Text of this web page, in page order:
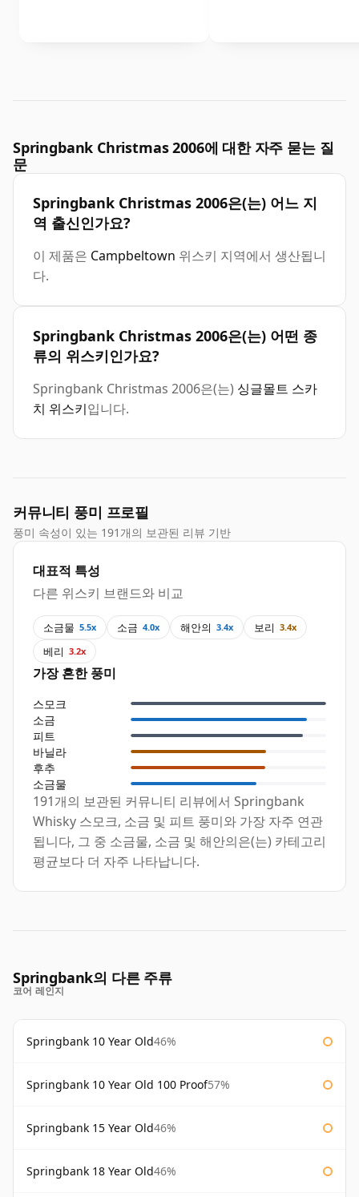
Springbank Christmas 2006에 대한 자주 묻는 질
문
Springbank Christmas 2006은(는) 어느 지
역 출신인가요?
이 제품은 Campbeltown 위스키 지역에서 생산됩니
다.
Springbank Christmas 2006은(는) 어떤 종
류의 위스키인가요?
Springbank Christmas 2006은(는) 싱글몰트 스카
치 위스키입니다.
커뮤니티 풍미 프로필
풍미 속성이 있는 191개의 보관된 리뷰 기반
대표적 특성
다른 위스키 브랜드와 비교
소금물 5.5x 소금 4.0x 해안의 3.4x 보리 3.4x
베리 3.2x
가장 흔한 풍미
스모크
소금
피트
바닐라
후추
소금물
191개의 보관된 커뮤니티 리뷰에서 Springbank
Whisky 스모크, 소금 및 피트 풍미와 가장 자주 연관
됩니다, 그 중 소금물, 소금 및 해안의은(는) 카테고리
평균보다 더 자주 나타납니다.
Springbank의 다른 주류
코어 레인지
Springbank 10 Year Old46%
Springbank 10 Year Old 100 Proof57%
Springbank 15 Year Old46%
Springbank 18 Year Old46%